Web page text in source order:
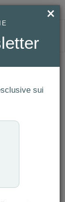
×
sui